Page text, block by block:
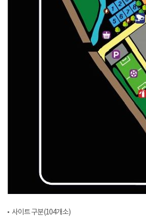
사이트 구분(104개소)